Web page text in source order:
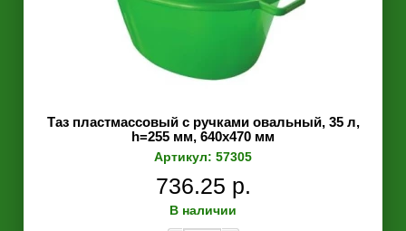
Таз пластмассовый с ручками овальный, 35 л,
h=255 мм, 640х470 мм
Артикул: 57305
736.25 р.
В наличии